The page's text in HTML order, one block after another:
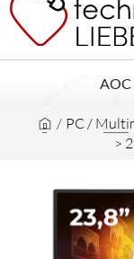
AOC
/ PC /
>